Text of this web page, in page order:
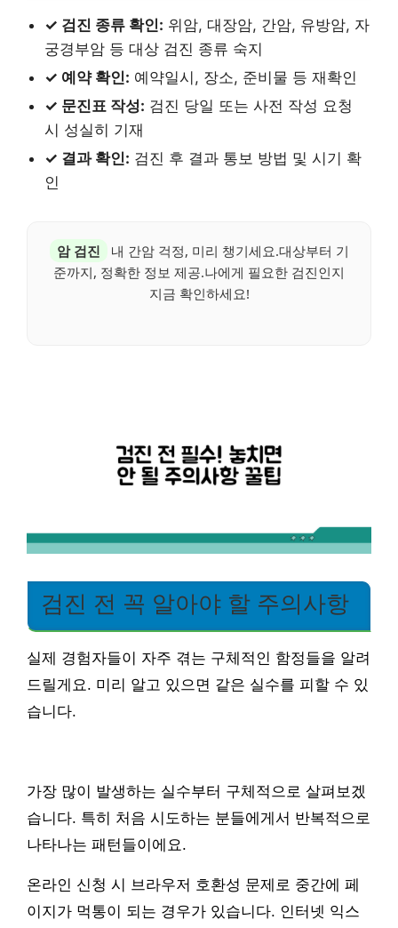
✓ 검진 종류 확인: 위암, 대장암, 간암, 유방암, 자
궁경부암 등 대상 검진 종류 숙지
✓ 예약 확인: 예약일시, 장소, 준비물 등 재확인
✓ 문진표 작성: 검진 당일 또는 사전 작성 요청
시 성실히 기재
✓ 결과 확인: 검진 후 결과 통보 방법 및 시기 확
인
암 검진
내 간암 걱정, 미리 챙기세요.대상부터 기
준까지, 정확한 정보 제공.나에게 필요한 검진인지
지금 확인하세요!
검진 전 꼭 알아야 할 주의사항
실제 경험자들이 자주 겪는 구체적인 함정들을 알려
드릴게요. 미리 알고 있으면 같은 실수를 피할 수 있
습니다.
가장 많이 발생하는 실수부터 구체적으로 살펴보겠
습니다. 특히 처음 시도하는 분들에게서 반복적으로
나타나는 패턴들이에요.
온라인 신청 시 브라우저 호환성 문제로 중간에 페
이지가 먹통이 되는 경우가 있습니다. 인터넷 익스